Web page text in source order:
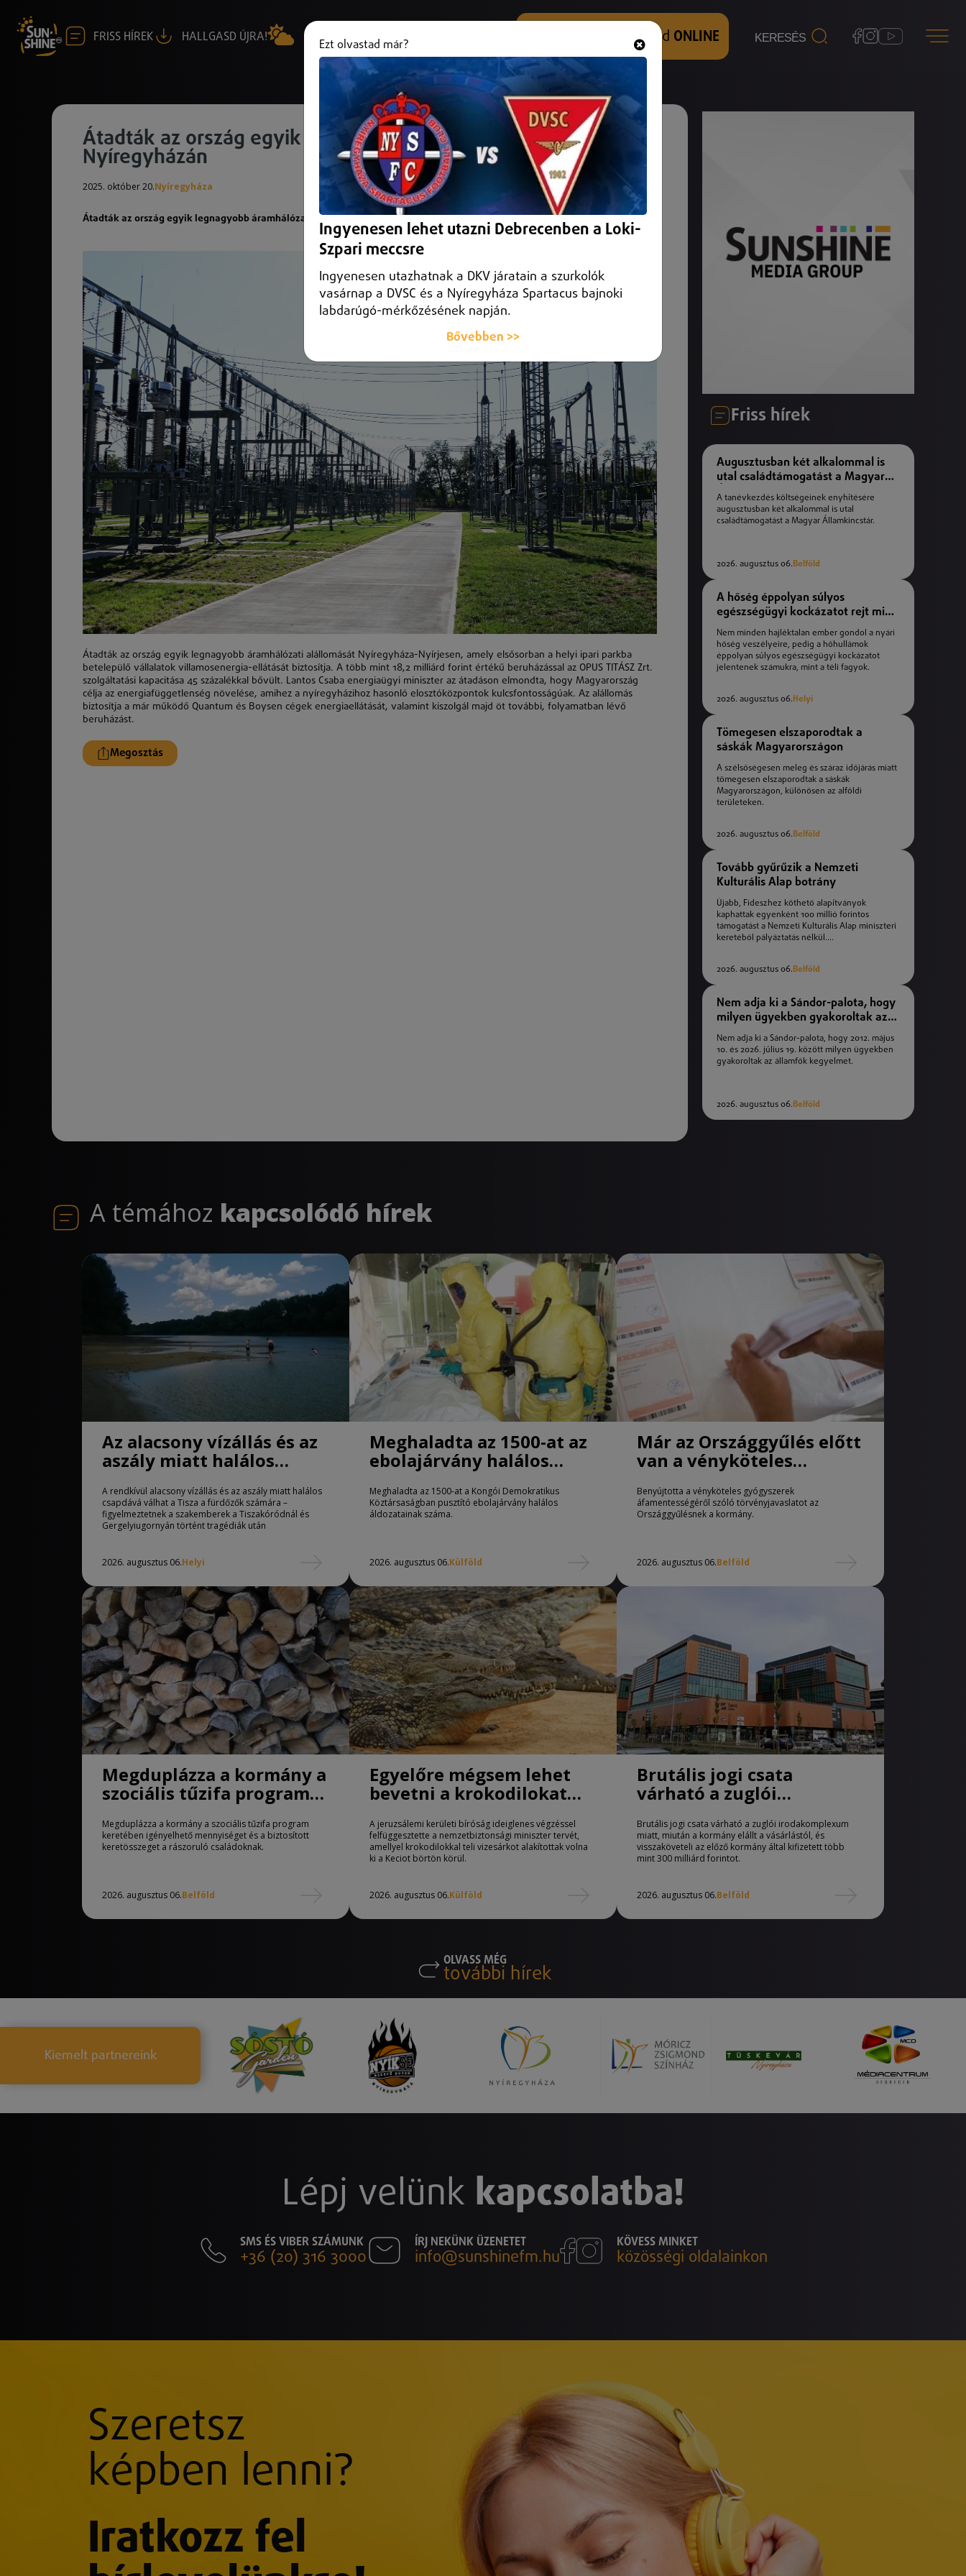
FRISS HÍREK HALLGASD ÚJRA! +36 (20) 316 3000 Hallgasd és nézd ONLINE
Átadták az ország egyik legnagyobb áramhálózati alállomását
Nyíregyházán
2025. október 20.Nyíregyháza
Átadták az ország egyik legnagyobb áramhálózati alállomását Nyíregyháza-Nyírjesen
Átadták az ország egyik legnagyobb áramhálózati alállomását Nyíregyháza-Nyírjesen, amely elsősorban a helyi ipari parkba
betelepülő vállalatok villamosenergia-ellátását biztosítja. A több mint 18,2 milliárd forint értékű beruházással az OPUS TITÁSZ Zrt.
szolgáltatási kapacitása 45 százalékkal bővült. Lantos Csaba energiaügyi miniszter az átadáson elmondta, hogy Magyarország
célja az energiafüggetlenség növelése, amihez a nyíregyházihoz hasonló elosztóközpontok kulcsfontosságúak. Az alállomás
biztosítja a már működő Quantum és Boysen cégek energiaellátását, valamint kiszolgál majd öt további, folyamatban lévő
beruházást.
Megosztás
Friss hírek
Augusztusban két alkalommal is
utal családtámogatást a Magyar
Államkincstár
A tanévkezdés költségeinek enyhítésére
augusztusban két alkalommal is utal
családtámogatást a Magyar Államkincstár.
2026. augusztus 06.Belföld
A hőség éppolyan súlyos
egészségügyi kockázatot rejt mint
a téli fagyok
Nem minden hajléktalan ember gondol a nyári
hőség veszélyeire, pedig a hőhullámok
éppolyan súlyos egészségügyi kockázatot
jelentenek számukra, mint a téli fagyok.
2026. augusztus 06. Helyi
Tömegesen elszaporodtak a
sáskák Magyarországon
A szélsőségesen meleg és száraz időjárás miatt
tömegesen elszaporodtak a sáskák
Magyarországon, különösen az alföldi
területeken.
2026. augusztus 06.Belföld
Tovább gyűrűzik a Nemzeti
Kulturális Alap botrány
Újabb, Fideszhez köthető alapítványok
kaphattak egyenként 100 millió forintos
támogatást a Nemzeti Kulturális Alap miniszteri
keretéből pályáztatás nélkül....
2026. augusztus 06.Belföld
Nem adja ki a Sándor-palota, hogy
milyen ügyekben gyakoroltak az
államfők kegyelmet
Nem adja ki a Sándor-palota, hogy 2012. május
10. és 2026. július 19. között milyen ügyekben
gyakoroltak az államfők kegyelmet.
2026. augusztus 06.Belföld
A témához kapcsolódó hírek
Az alacsony vízállás és az
aszály miatt halálos
csapdává válhat a Tisza
A rendkívül alacsony vízállás és az aszály miatt halálos
csapdává válhat a Tisza a fürdőzők számára –
figyelmeztetnek a szakemberek a Tiszakóródnál és
Gergelyiugornyán történt tragédiák után
2026. augusztus 06.Helyi
Meghaladta az 1500-at az
ebolajárvány halálos
áldozatainak száma
Meghaladta az 1500-at a Kongói Demokratikus
Köztársaságban pusztító ebolajárvány halálos
áldozatainak száma.
2026. augusztus 06.Külföld
Már az Országgyűlés előtt
van a vényköteles
gyógyszerek
áfamentességéről szóló
törvényjavaslat
Benyújtotta a vényköteles gyógyszerek
áfamentességéről szóló törvényjavaslatot az
Országgyűlésnek a kormány.
2026. augusztus 06.Belföld
Megduplázza a kormány a
szociális tűzifa program
keretében igényelhető
mennyiséget
Megduplázza a kormány a szociális tűzifa program
keretében igényelhető mennyiséget és a biztosított
keretösszeget a rászoruló családoknak.
2026. augusztus 06.Belföld
Egyelőre mégsem lehet
bevetni a krokodilokat
A jeruzsálemi kerületi bíróság ideiglenes végzéssel
felfüggesztette a nemzetbiztonsági miniszter tervét,
amellyel krokodilokkal teli vizesárkot alakítottak volna
ki a Keciot börtön körül.
2026. augusztus 06.Külföld
Brutális jogi csata
várható a zuglói
irodakomplexum miatt
Brutális jogi csata várható a zuglói irodakomplexum
miatt, miután a kormány elállt a vásárlástól, és
visszaköveteli az előző kormány által kifizetett több
mint 300 milliárd forintot.
2026. augusztus 06.Belföld
OLVASS MÉG
további hírek
Kiemelt partnereink
Lépj velünk kapcsolatba!
SMS ÉS VIBER SZÁMUNK
+36 (20) 316 3000
ÍRJ NEKÜNK ÜZENETET
info@sunshinefm.hu
KÖVESS MINKET
közösségi oldalainkon
Szeretsz
képben lenni?
Iratkozz fel
Ezt olvastad már?
Ingyenesen lehet utazni Debrecenben a Loki-
Szpari meccsre
Ingyenesen utazhatnak a DKV járatain a szurkolók
vasárnap a DVSC és a Nyíregyháza Spartacus bajnoki
labdarúgó-mérkőzésének napján.
Bővebben >>